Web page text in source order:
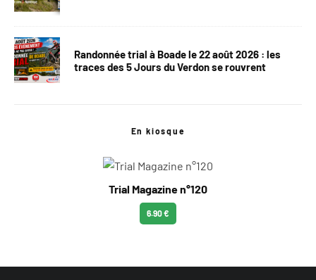
Randonnée trial à Boade le 22 août 2026 : les
traces des 5 Jours du Verdon se rouvrent
En kiosque
Trial Magazine n°120
6.90 €